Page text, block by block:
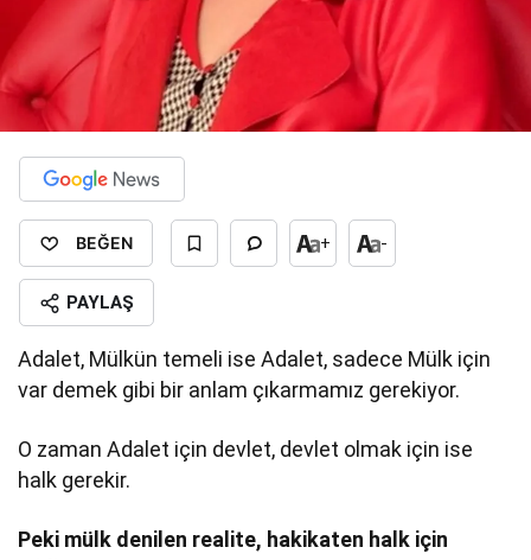
BEĞEN + -
PAYLAŞ
Adalet, Mülkün temeli ise Adalet, sadece Mülk için
var demek gibi bir anlam çıkarmamız gerekiyor.
O zaman Adalet için devlet, devlet olmak için ise
halk gerekir.
Peki mülk denilen realite, hakikaten halk için